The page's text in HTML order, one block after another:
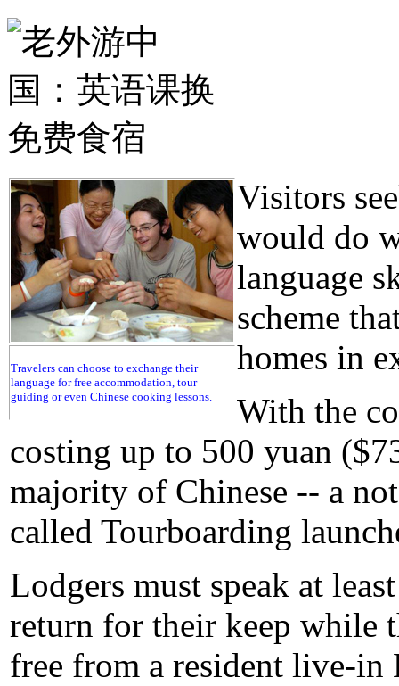
Travelers can choose to exchange their
language for free accommodation, tour
guiding or even Chinese cooking lessons.
Visitors
would do
language
scheme
homes in
With the
costing up to 500 yuan
majority of Chinese -- a
called Tourboarding
Lodgers must speak at
return for their keep while
free from a resident live-in